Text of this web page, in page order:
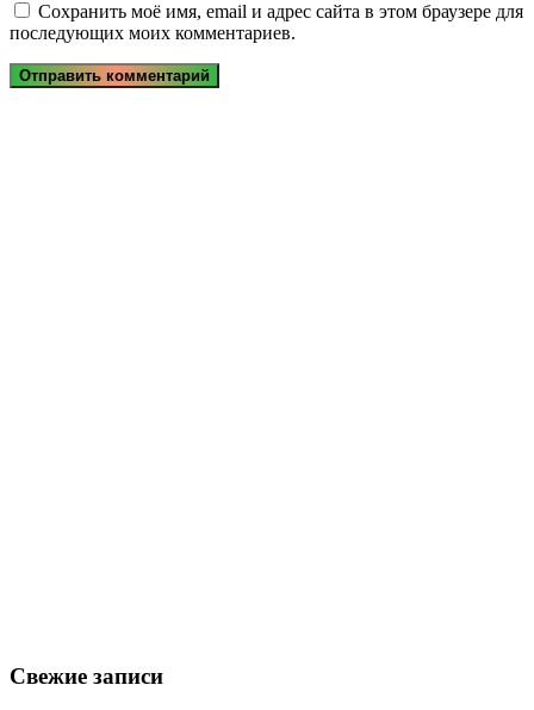
Сохранить моё имя, email и адрес сайта в этом браузере для
последующих моих комментариев.
Свежие записи